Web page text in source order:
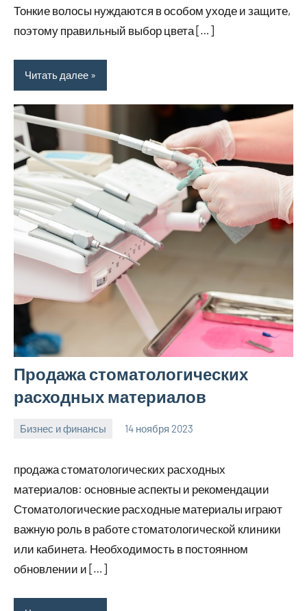
Тонкие волосы нуждаются в особом уходе и защите,
поэтому правильный выбор цвета […]
Читать далее
Продажа стоматологических
расходных материалов
Бизнес и финансы 14 ноября 2023
продажа стоматологических расходных
материалов: основные аспекты и рекомендации
Стоматологические расходные материалы играют
важную роль в работе стоматологической клиники
или кабинета. Необходимость в постоянном
обновлении и […]